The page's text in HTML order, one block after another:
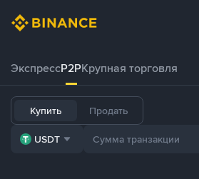
ЭкспрессP2PКрупная торговля
Купить Продать
USDT